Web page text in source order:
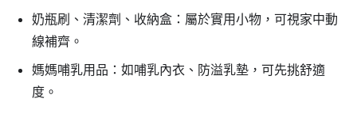
奶瓶刷、清潔劑、收納盒：屬於實用小物，可視家中動
線補齊。
媽媽哺乳用品：如哺乳內衣、防溢乳墊，可先挑舒適
度。